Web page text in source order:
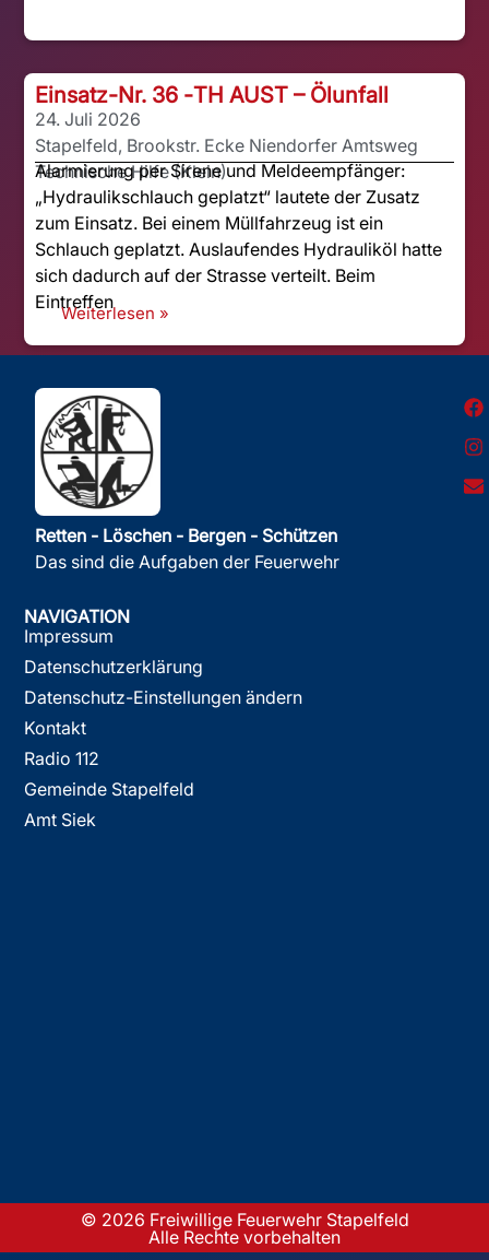
Einsatz-Nr. 36 -TH AUST – Ölunfall
24. Juli 2026
Stapelfeld, Brookstr. Ecke Niendorfer Amtsweg
Technische Hilfe (Klein)
Alarmierung per Sirene und Meldeempfänger:
„Hydraulikschlauch geplatzt“ lautete der Zusatz
zum Einsatz. Bei einem Müllfahrzeug ist ein
Schlauch geplatzt. Auslaufendes Hydrauliköl hatte
sich dadurch auf der Strasse verteilt. Beim
Eintreffen
Weiterlesen »
Retten - Löschen - Bergen - Schützen
Das sind die Aufgaben der Feuerwehr
NAVIGATION
Impressum
Datenschutzerklärung
Datenschutz-Einstellungen ändern
Kontakt
Radio 112
Gemeinde Stapelfeld
Amt Siek
© 2026 Freiwillige Feuerwehr Stapelfeld
Alle Rechte vorbehalten